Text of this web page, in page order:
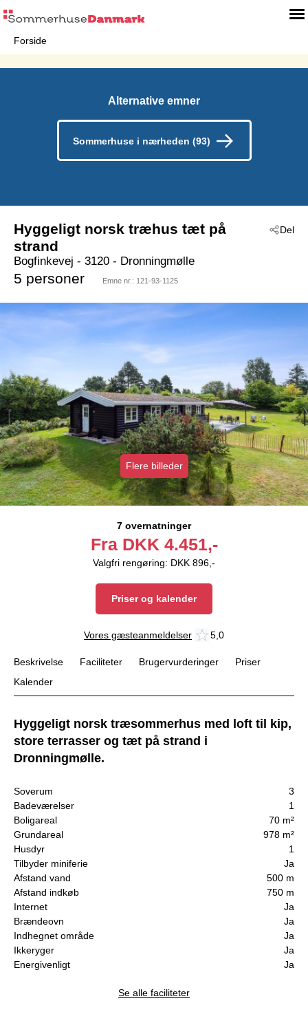
Forside
Alternative emner
Sommerhuse i nærheden (93)
Del
Hyggeligt norsk træhus tæt på
strand
Bogfinkevej - 3120 - Dronningmølle
5 personer Emne nr.: 121-93-1125
Flere billeder
7 overnatninger
Fra DKK 4.451,-
Valgfri rengøring: DKK 896,-
Priser og kalender
Vores gæsteanmeldelser 5,0
Beskrivelse Faciliteter Brugervurderinger
Priser
Kalender
Hyggeligt norsk træsommerhus med loft til kip,
store terrasser og tæt på strand i
Dronningmølle.
Soverum
3
Badeværelser
1
Boligareal
70 m²
Grundareal
978 m²
Husdyr
1
Tilbyder miniferie
Ja
Afstand vand
500 m
Afstand indkøb
750 m
Internet
Ja
Brændeovn
Ja
Indhegnet område
Ja
Ikkeryger
Ja
Energivenligt
Ja
Se alle faciliteter